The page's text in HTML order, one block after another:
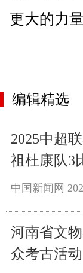
更大的力
编辑精选
2025中超
祖杜康队3
中国新闻网
河南省文
众考古活动